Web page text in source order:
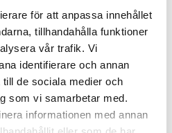
för att anpassa innehållet
tillhandahålla funktioner
vår trafik. Vi
identifierare och annan
de sociala medier och
som vi samarbetar med.
informationen med annan
/ hängvåg med en maxkapacitet upp
300 kg
Prisintervall:
2,499.00 kr
till
2,620.00 kr
LÄS MER